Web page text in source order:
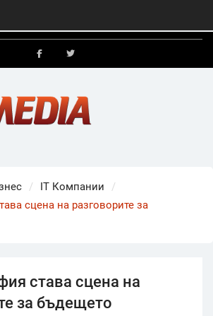
IT Компании
сцена на разговорите за
става сцена на
за бъдещето